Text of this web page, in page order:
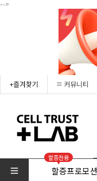
-->
+즐겨찾기 커뮤니티
할증전용
할증프로모션